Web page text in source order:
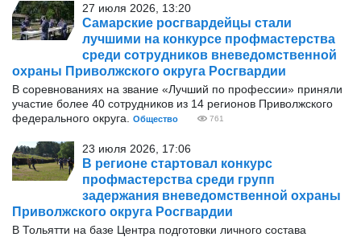
27 июля 2026, 13:20
Самарские росгвардейцы стали
лучшими на конкурсе профмастерства
среди сотрудников вневедомственной
охраны Приволжского округа Росгвардии
В соревнованиях на звание «Лучший по профессии» приняли
участие более 40 сотрудников из 14 регионов Приволжского
федерального округа.
Общество 761
23 июля 2026, 17:06
В регионе стартовал конкурс
профмастерства среди групп
задержания вневедомственной охраны
Приволжского округа Росгвардии
В Тольятти на базе Центра подготовки личного состава